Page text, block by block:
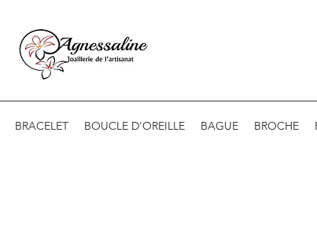
BRACELET BOUCLE D'OREILLE BAGUE BROCHE